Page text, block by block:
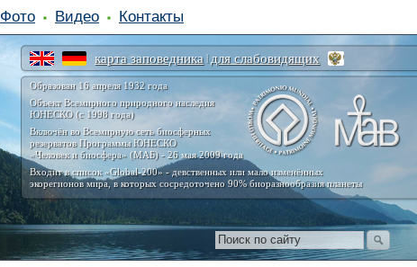
карта заповедника | для слабовидящих
Образован 16 апреля 1932 года
Объект Всемирного природного наследия
ЮНЕСКО (с 1998 года)
Включён во Всемирную сеть биосферных
резерватов Программы ЮНЕСКО
«Человек и биосфера» (МАБ) - 26 мая 2009 года
Входит в список «Global-200» - девственных или мало изменённых
экорегионов мира, в которых сосредоточено 90% биоразнообразия планеты
Фото Видео Контакты